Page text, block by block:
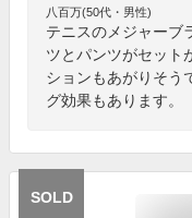
八百万(50代・男性)
テニスのメジャーブ
ツとパンツがセット
ションもあがりそう
グ効果もあります。
SOLD